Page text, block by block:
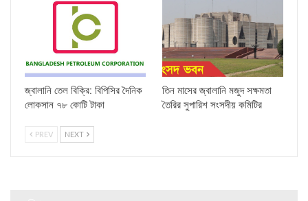
জ্বালানি তেল বিক্রি: বিপিসির দৈনিক
লোকসান ৭৮ কোটি টাকা
তিন মাসের জ্বালানি মজুদ সক্ষমতা
তৈরির সুপারিশ সংসদীয় কমিটির
PREV NEXT